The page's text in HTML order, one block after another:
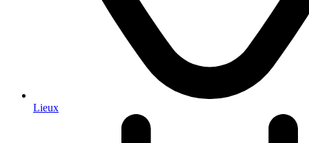
Lieux